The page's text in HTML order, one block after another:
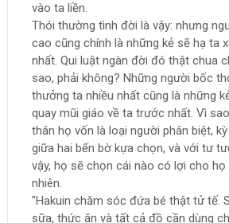
vào ta liền.
Thói thường tình đời là vậy: nhưng
cao cũng chính là những kẻ sẽ hạ ta
nhất. Qui luật ngàn đời đó thật chua
sao, phải không? Những người bốc
thưởng ta nhiều nhất cũng là những
quay mũi giáo về ta trước nhất. Vì
thân họ vốn là loại người phân biệt,
giữa hai bến bờ kựa chọn, và với tư
vậy, họ sẽ chọn cái nào có lợi cho họ
nhiên.
"Hakuin chăm sóc đứa bé thật tử tế.
sữa, thức ăn và tất cả đồ cần dùng